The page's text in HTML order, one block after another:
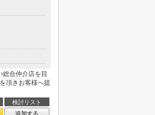
合仲介店を目
頂きお客様へ提
検討リスト
追加する